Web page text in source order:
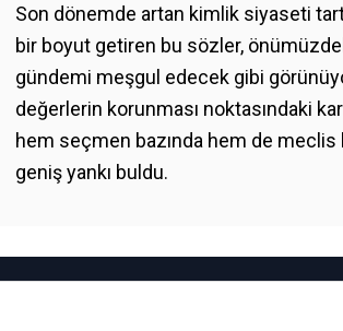
Son dönemde artan kimlik siyaseti
bir boyut getiren bu sözler,
gündemi meşgul edecek gibi
değerlerin korunması noktasındaki
hem seçmen bazında hem de
geniş yankı buldu.